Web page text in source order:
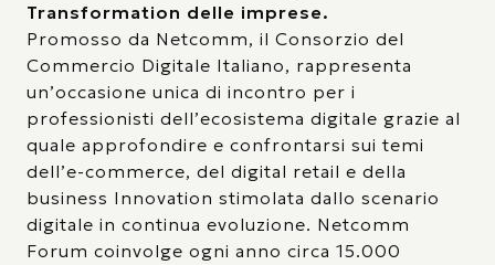
Transformation delle imprese.
Promosso da Netcomm, il Consorzio del
Commercio Digitale Italiano, rappresenta
un’occasione unica di incontro per i
professionisti dell’ecosistema digitale grazie al
quale approfondire e confrontarsi sui temi
dell’e-commerce, del digital retail e della
business Innovation stimolata dallo scenario
digitale in continua evoluzione. Netcomm
Forum coinvolge ogni anno circa 15.000